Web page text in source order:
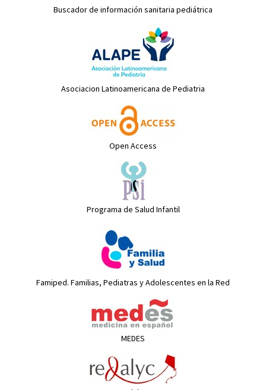
Buscador de información sanitaria pediátrica
Asociacion Latinoamericana de Pediatria
Open Access
Programa de Salud Infantil
Famiped. Familias, Pediatras y Adolescentes en la Red
MEDES